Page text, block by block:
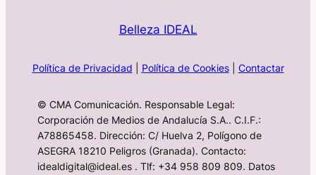
Belleza IDEAL
Política de Privacidad Política de Cookies| Contactar
© CMA Comunicación. Responsable Legal:
Corporación de Medios de Andalucía S.A.. C.I.F.:
A78865458. Dirección: C/ Huelva 2, Polígono de
ASEGRA 18210 Peligros (Granada). Contacto:
idealdigital@ideal.es . Tlf: +34 958 809 809. Datos